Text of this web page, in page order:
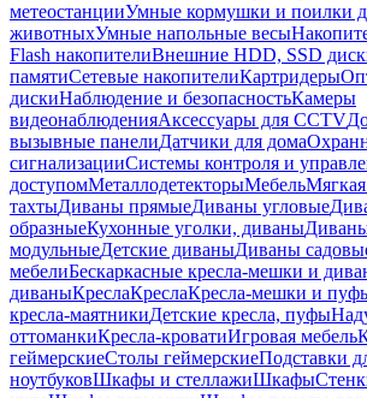
метеостанцииУмные кормушки и поилки
животныхУмные напольные весы
Flash накопителиВнешние HDD, SSD
памятиСетевые накопителиКартридеры
дискиНаблюдение и безопасностьКамеры
видеонаблюденияАксессуары для CCTV
вызывные панелиДатчики для дома
сигнализацииСистемы контроля и
доступомМеталлодетекторыМебель
тахтыДиваны прямыеДиваны угловые
образныеКухонные уголки, диваны
модульныеДетские диваныДиваны
мебелиБескаркасные кресла-мешки и
диваныКреслаКреслаКресла-мешки и
кресла-маятникиДетские кресла, пуфы
оттоманкиКресла-кроватиИгровая мебель
геймерскиеСтолы геймерскиеПодставки
ноутбуковШкафы и стеллажиШкафы